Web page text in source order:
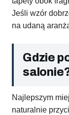
Jeśli wzór
na udaną
Gdzie
Najlepszym
naturalnie